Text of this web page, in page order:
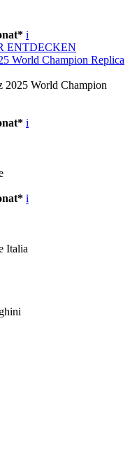
i
ENTDECKEN
World Champion Replica
2025 World Champion
i
i
Italia